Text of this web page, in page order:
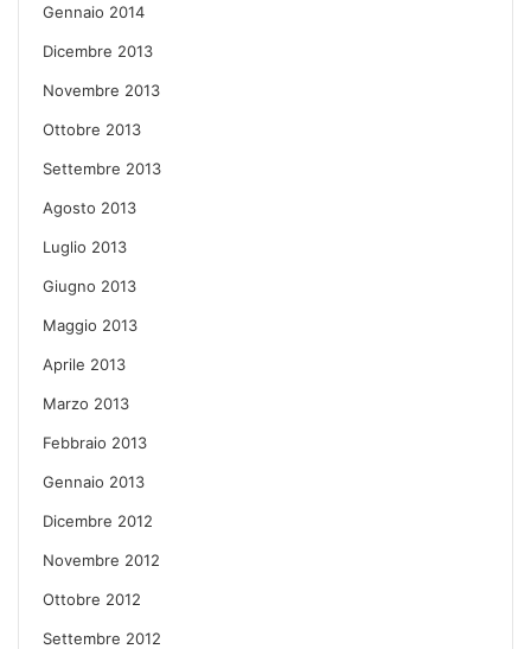
Gennaio 2014
Dicembre 2013
Novembre 2013
Ottobre 2013
Settembre 2013
Agosto 2013
Luglio 2013
Giugno 2013
Maggio 2013
Aprile 2013
Marzo 2013
Febbraio 2013
Gennaio 2013
Dicembre 2012
Novembre 2012
Ottobre 2012
Settembre 2012